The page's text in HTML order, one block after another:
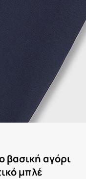
βασική αγόρι
μπλέ